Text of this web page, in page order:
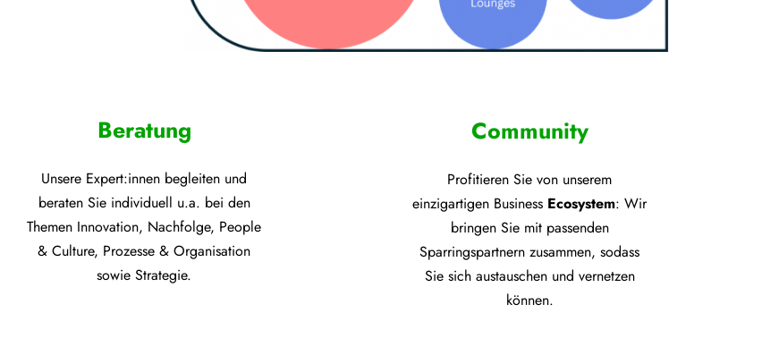
Beratung
Unsere Expert:innen begleiten und
beraten Sie individuell u.a. bei den
Themen Innovation, Nachfolge, People
& Culture, Prozesse &Organisation
sowie Strategie.
Community
Profitieren Sie von unserem
einzigartigen Business Ecosystem: Wir
bringen Sie mit passenden
Sparringspartnern zusammen, sodass
Sie sich austauschen und vernetzen
können.